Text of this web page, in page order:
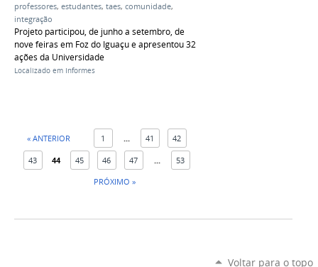
professores, estudantes, taes, comunidade,
integração
Projeto participou, de junho a setembro, de
nove feiras em Foz do Iguaçu e apresentou 32
ações da Universidade
Localizado em Informes
« ANTERIOR 1 41 42
43 44 45 46 47
53
PRÓXIMO »
Voltar para o topo